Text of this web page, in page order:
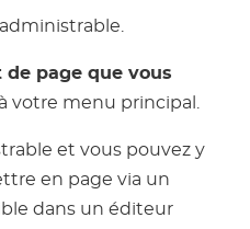
de page que vous
votre menu principal.
et vous pouvez y
en page via un
dans un éditeur